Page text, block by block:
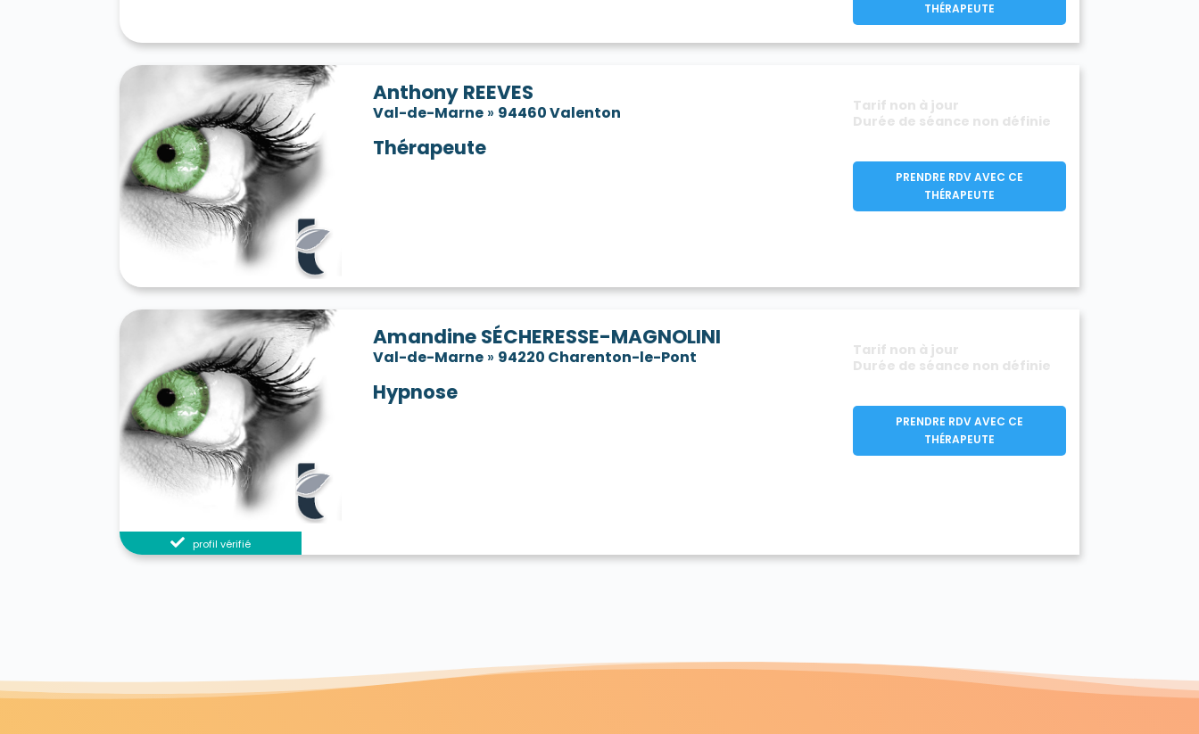
THÉRAPEUTE
Anthony REEVES
Val-de-Marne » 94460 Valenton
Thérapeute
Tarif non à jour
Durée de séance non définie
PRENDRE RDV AVEC CE
THÉRAPEUTE
profil vérifié
Amandine SÉCHERESSE-MAGNOLINI
Val-de-Marne » 94220 Charenton-le-Pont
Hypnose
Tarif non à jour
Durée de séance non définie
PRENDRE RDV AVEC CE
THÉRAPEUTE